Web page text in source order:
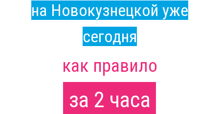
на Новокузнецкой уже
сегодня
как правило
за 2 часа